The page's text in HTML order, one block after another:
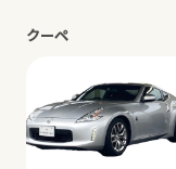
クーペ